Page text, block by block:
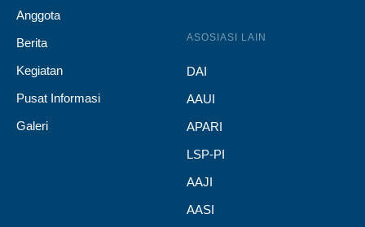
Anggota
Berita
Kegiatan
Pusat Informasi
Galeri
ASOSIASI LAIN
DAI
AAUI
APARI
LSP-PI
AAJI
AASI